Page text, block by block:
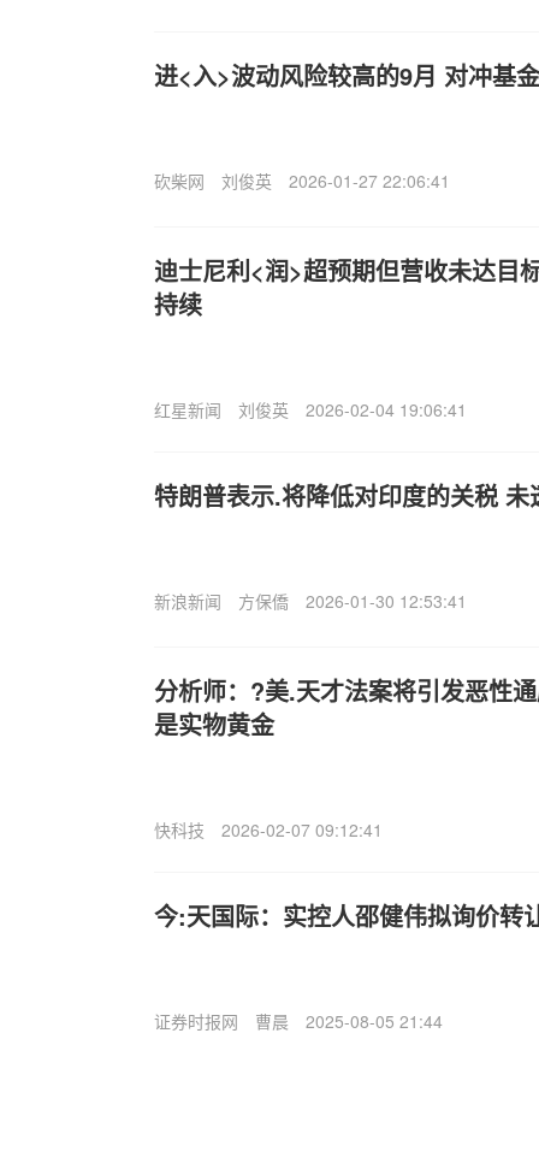
进<入>波动风险较高的9月 对冲基
砍柴网 刘俊英 2026-01-27 22:06:41
迪士尼利<润>超预期但营收未达目
持续
红星新闻 刘俊英 2026-02-04 19:06:41
特朗普表示.将降低对印度的关税 未
新浪新闻 方保僑 2026-01-30 12:53:41
分析师：?美.天才法案将引发恶性
是实物黄金
快科技 2026-02-07 09:12:41
今:天国际：实控人邵健伟拟询价转
证券时报网 曹晨 2025-08-05 21:44